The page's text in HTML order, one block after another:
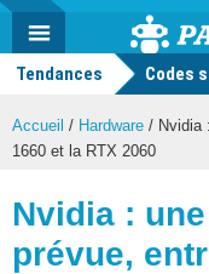
Actu
geek
MENU
Tendances Codes
Accueil / Hardware / Nvidia
1660 et la RTX 2060
Nvidia :
prévue,
Mode